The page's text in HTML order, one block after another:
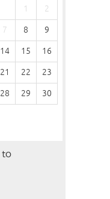
1 2
7 8 9
14 15 16
21 22 23
28 29 30
to